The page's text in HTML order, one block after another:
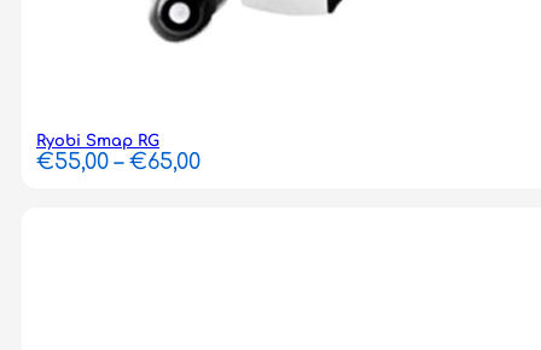
Ryobi Smap RG
€55,00 – €65,00Price